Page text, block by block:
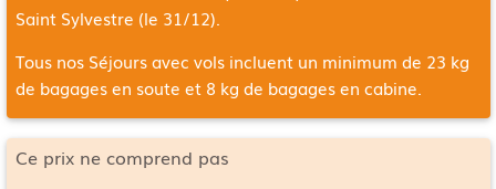
Saint Sylvestre (le 31/12).
Tous nos Séjours avec vols incluent un minimum de 23 kg
de bagages en soute et 8 kg de bagages en cabine.
Ce prix ne comprend pas